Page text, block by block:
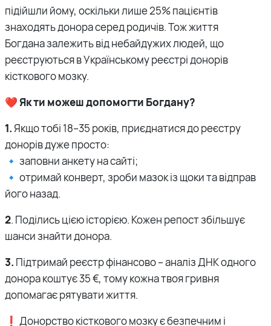
підійшли йому, оскільки лише 25% пацієнтів
знаходять донора серед родичів. Тож життя
Богдана залежить від небайдужих людей, що
реєструються в Українському реєстрі донорів
кісткового мозку.
❤️ Як ти можеш допомогти Богдану?
1. Якщо тобі 18–35 років, приєднатися до реєстру
донорів дуже просто:
🔹 заповни анкету на сайті;
🔹 отримай конверт, зроби мазок із щоки та відправ
його назад.
2. Поділись цією історією. Кожен репост збільшує
шанси знайти донора.
3. Підтримай реєстр фінансово – аналіз ДНК одного
донора коштує 35 €, тому кожна твоя гривня
допомагає рятувати життя.
❗️ Донорство кісткового мозку є безпечним і